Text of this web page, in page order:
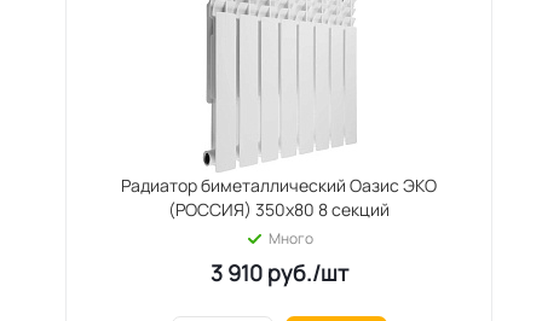
Радиатор биметаллический Оазис ЭКО
(РОССИЯ) 350х80 8 секций
Много
3 910руб./шт